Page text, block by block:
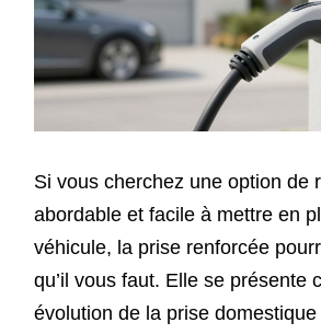
Si vous cherchez une option de
abordable et facile à mettre en
véhicule, la prise renforcée
qu’il vous faut. Elle se présente
évolution de la prise